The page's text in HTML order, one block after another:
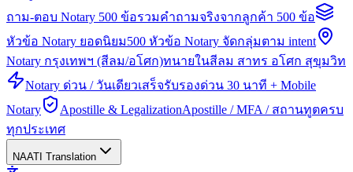
ถาม-ตอบ Notary 500 ข้อรวมคำถามจริงจากลูกค้า 500 ข้อ
หัวข้อ Notary ยอดนิยม500 หัวข้อ Notary จัดกลุ่มตาม intent
Notary กรุงเทพฯ (สีลม/อโศก)ทนายในสีลม สาทร อโศก สุขุมวิท
Notary ด่วน / วันเดียวเสร็จรับรองด่วน 30 นาที + Mobile
Notary
Apostille & LegalizationApostille / MFA / สถานทูตครบ
ทุกประเทศ
NAATI Translation